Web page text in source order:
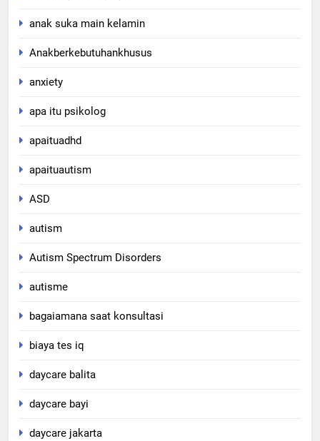
anak suka main kelamin
Anakberkebutuhankhusus
anxiety
apa itu psikolog
apaituadhd
apaituautism
ASD
autism
Autism Spectrum Disorders
autisme
bagaiamana saat konsultasi
biaya tes iq
daycare balita
daycare bayi
daycare jakarta